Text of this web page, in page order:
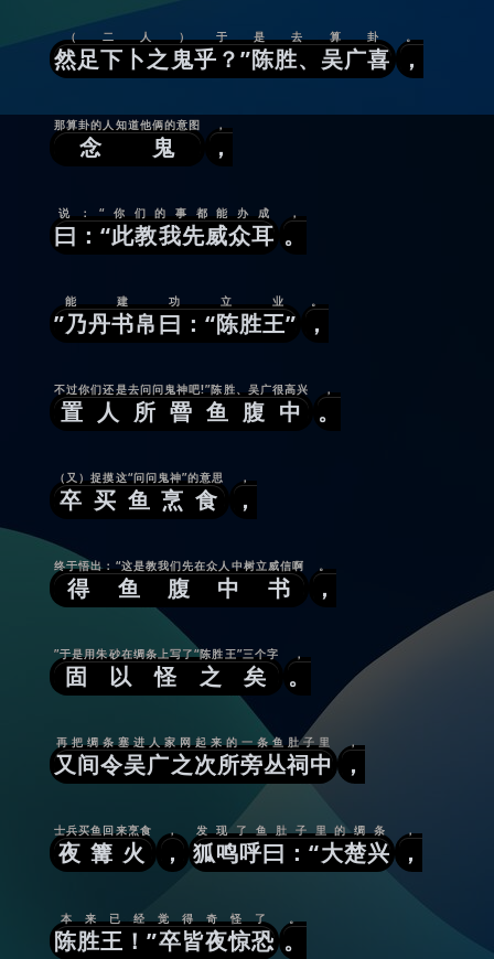
然足下卜之鬼乎？”陈胜、吴广喜
（二人）于是去算卦
，
。
念鬼
那算卦的人知道他俩的意图
，
，
曰：“此教我先威众耳
说：“你们的事都能办成
。
，
”乃丹书帛曰：“陈胜王”
能建功立业
，
。
置人所罾鱼腹中
不过你们还是去问问鬼神吧!”陈胜、吴广很高兴
。
，
卒买鱼烹食
（又）捉摸这“问问鬼神”的意思
，
，
得鱼腹中书
终于悟出：“这是教我们先在众人中树立威信啊
，
。
固以怪之矣
”于是用朱砂在绸条上写了“陈胜王”三个字
。
，
又间令吴广之次所旁丛祠中
再把绸条塞进人家网起来的一条鱼肚子里
，
，
夜篝火
士兵买鱼回来烹食
，
，
狐鸣呼曰：“大楚兴
发现了鱼肚子里的绸条
，
，
陈胜王！”卒皆夜惊恐
本来已经觉得奇怪了
。
。